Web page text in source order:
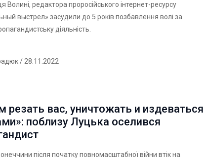
Волині, редактора проросійського інтернет-ресурсу
выстрел» засудили до 5 років позбавлення волі за
діяльність.
/ 28.11.2022
резать вас, уничтожать и издеваться
поблизу Луцька оселився
після початку повномасштабної війни втік на